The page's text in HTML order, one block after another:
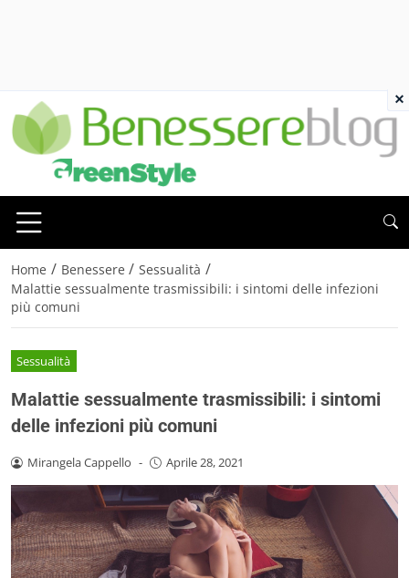
Home / Benessere / Sessualità /
Malattie sessualmente trasmissibili: i sintomi delle infezioni
più comuni
Sessualità
Malattie sessualmente trasmissibili: i sintomi
delle infezioni più comuni
Mirangela Cappello - Aprile 28, 2021
×